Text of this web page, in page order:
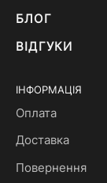
БЛОГ
ВІДГУКИ
ІНФОРМАЦІЯ
Оплата
Доставка
Повернення